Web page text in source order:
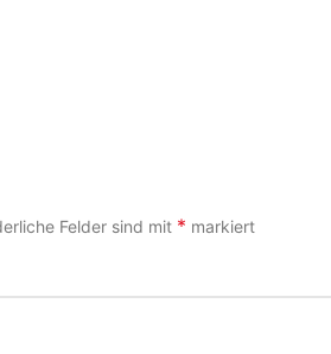
Felder sind mit * markiert